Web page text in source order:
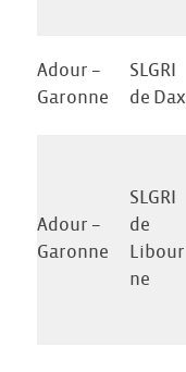
Adour –
Garonne
SLGRI
de Dax
Adour –
Garonne
SLGRI
de
Libour
ne